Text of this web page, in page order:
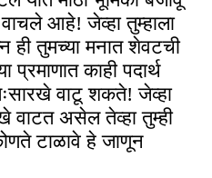
आहे! जेव्हा तुम्हाला
तुमच्या मनात शेवटची
काही पदार्थ
वाटू शकते! जेव्हा
वाटत असेल तेव्हा तुम्ही
टाळावे हे जाणून